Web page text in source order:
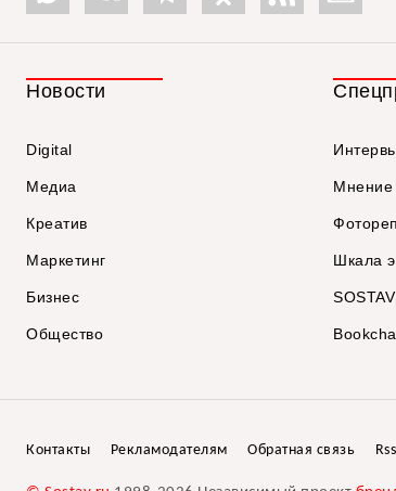
Новости
Digital
Медиа
Креатив
Маркетинг
Бизнес
Общество
Мнение
Шкала
Контакты Рекламодателям Обратная связь Rss